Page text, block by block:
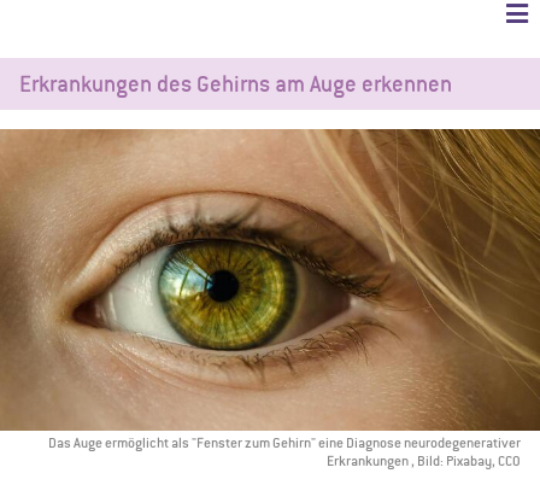
Erkrankungen des Gehirns am Auge erkennen
Das Auge ermöglicht als "Fenster zum Gehirn" eine Diagnose neurodegenerativer
Erkrankungen , Bild: Pixabay, CCO